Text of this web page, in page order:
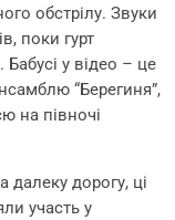
обстрілу. Звуки
поки гурт
у відео – це
“Берегиня”,
на півночі
дорогу, ці
участь у